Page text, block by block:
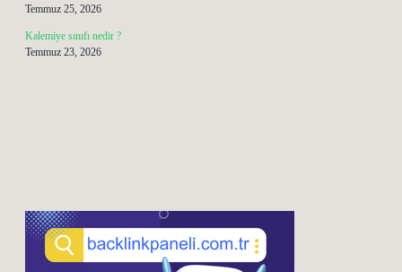
Temmuz 25, 2026
Kalemiye sınıfı nedir ?
Temmuz 23, 2026